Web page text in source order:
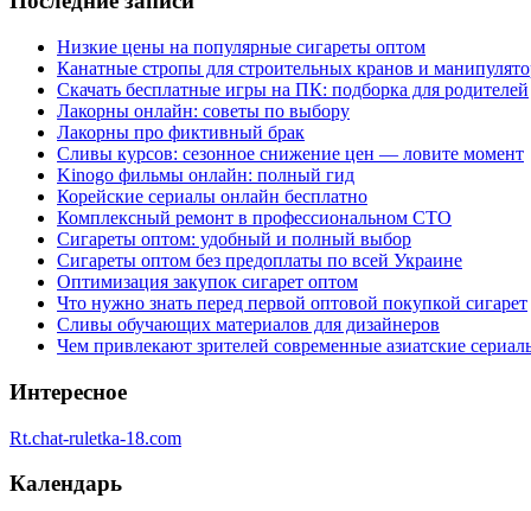
Низкие цены на популярные сигареты оптом
Канатные стропы для строительных кранов и
Скачать бесплатные игры на ПК: подборка для родителей
Лакорны онлайн: советы по выбору
Лакорны про фиктивный брак
Сливы курсов: сезонное снижение цен — ловите момент
Kinogo фильмы онлайн: полный гид
Корейские сериалы онлайн бесплатно
Комплексный ремонт в профессиональном СТО
Сигареты оптом: удобный и полный выбор
Сигареты оптом без предоплаты по всей Украине
Оптимизация закупок сигарет оптом
Что нужно знать перед первой оптовой покупкой сигарет
Сливы обучающих материалов для дизайнеров
Чем привлекают зрителей современные азиатские
Интересное
Rt.chat-ruletka-18.com
Календарь